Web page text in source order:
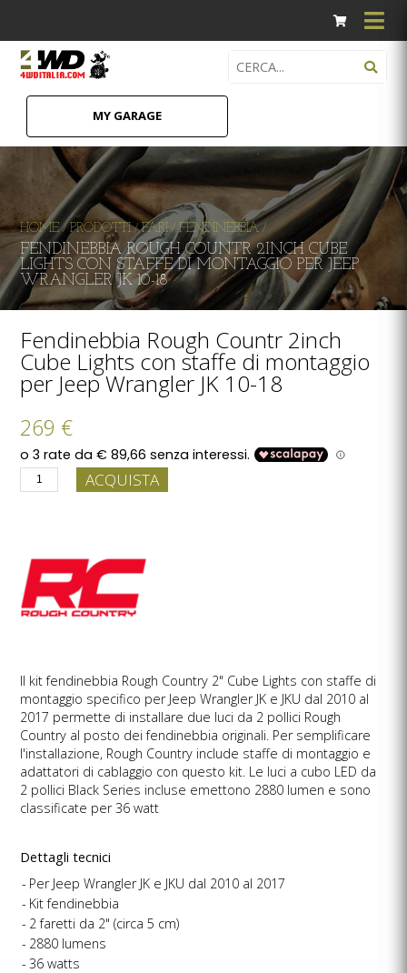
MY GARAGE
HOME/PRODOTTI/FARI/FENDINEBBIA/
FENDINEBBIA ROUGH COUNTR 2INCH CUBE
LIGHTS CON STAFFE DI MONTAGGIO PER JEEP
WRANGLER JK 10-18
Fendinebbia Rough Countr 2inch
Cube Lights con staffe di montaggio
per Jeep Wrangler JK 10-18
269 €
ACQUISTA
Il kit fendinebbia Rough Country 2" Cube Lights con staffe di
montaggio specifico per Jeep Wrangler JK e JKU dal 2010 al
2017 permette di installare due luci da 2 pollici Rough
Country al posto dei fendinebbia originali. Per semplificare
l'installazione, Rough Country include staffe di montaggio e
adattatori di cablaggio con questo kit. Le luci a cubo LED da
2 pollici Black Series incluse emettono 2880 lumen e sono
classificate per 36 watt
Dettagli tecnici
Per Jeep Wrangler JK e JKU dal 2010 al 2017
Kit fendinebbia
2 faretti da 2" (circa 5 cm)
2880 lumens
36 watts